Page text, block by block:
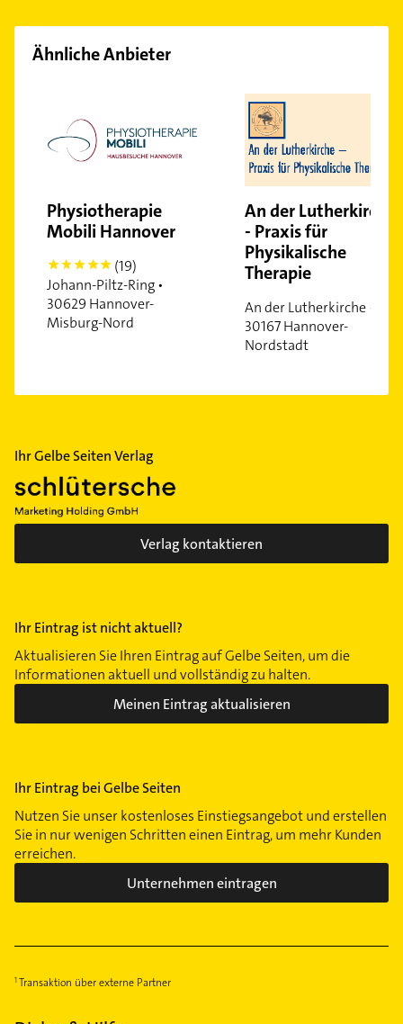
Marienwerder
Misburg-Nord
Mittelfeld
Nordstadt
Oberricklingen
Südstadt
Stöcken
Vahrenwald
Vinnhorst
Wülferode
Ähnliche Anbieter
Physiotherapie
Mobili Hannover
5
(19)
Johann-Piltz-Ring •
30629 Hannover-
Misburg-Nord
An der Lutherkirche
- Praxis für
Physikalische
Therapie
An der Lutherkirche •
30167 Hannover-
Nordstadt
Ihr Gelbe Seiten Verlag
Verlag kontaktieren
Ihr Eintrag ist nicht aktuell?
Aktualisieren Sie Ihren Eintrag auf Gelbe Seiten, um die
Informationen aktuell und vollständig zu halten.
Meinen Eintrag aktualisieren
Ihr Eintrag bei Gelbe Seiten
Nutzen Sie unser kostenloses Einstiegsangebot und erstellen
Sie in nur wenigen Schritten einen Eintrag, um mehr Kunden
erreichen.
Unternehmen eintragen
Transaktion über externe Partner